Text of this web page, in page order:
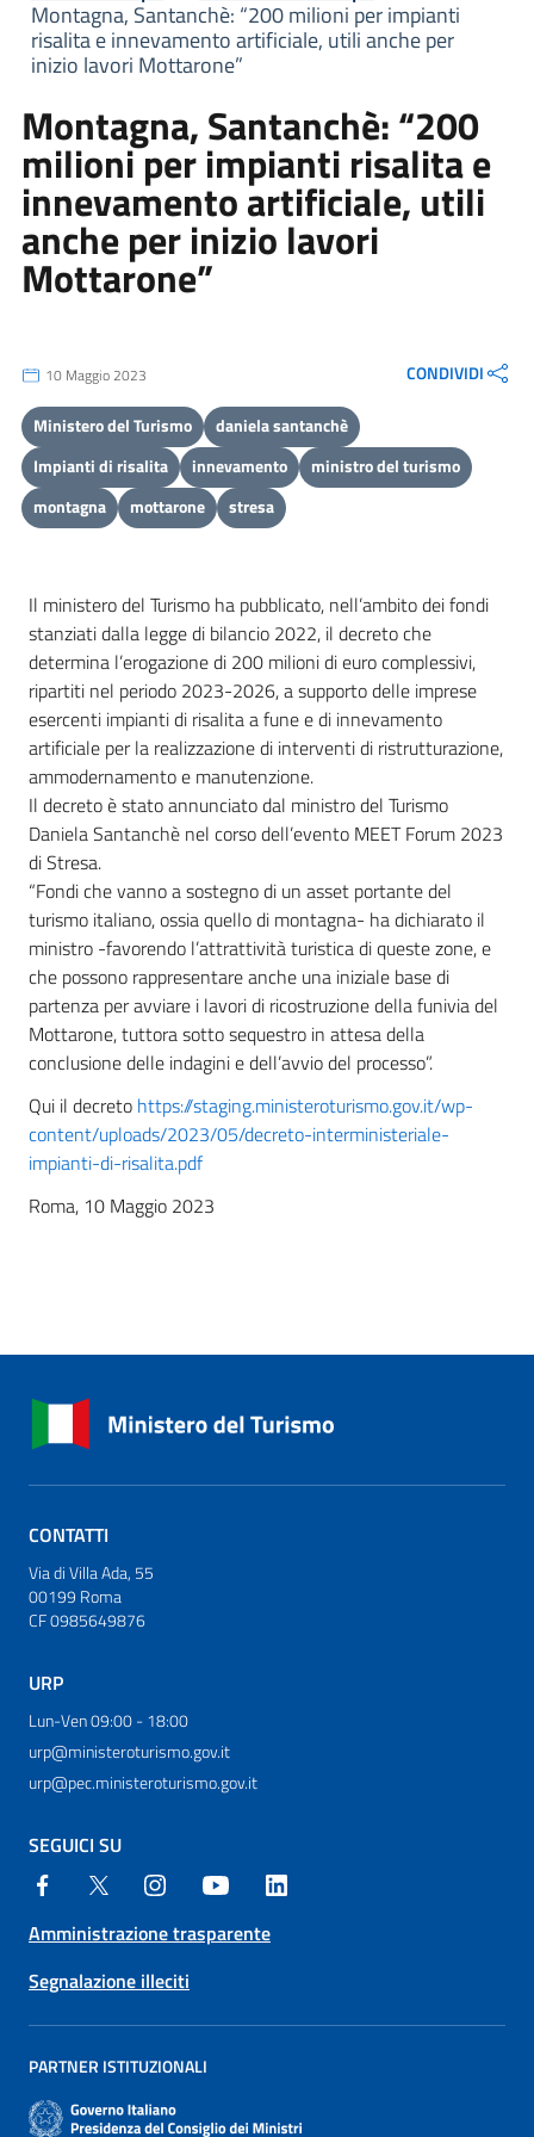
Montagna, Santanchè: “200 milioni per impianti
risalita e innevamento artificiale, utili anche per
inizio lavori Mottarone”
Montagna, Santanchè: “200
milioni per impianti risalita e
innevamento artificiale, utili
anche per inizio lavori
Mottarone”
10 Maggio 2023 CONDIVIDI
Ministero del Turismo
daniela santanchè
Impianti di risalita
innevamento
ministro del turismo
montagna
mottarone stresa
Il ministero del Turismo ha pubblicato, nell’ambito dei fondi
stanziati dalla legge di bilancio 2022, il decreto che
determina l’erogazione di 200 milioni di euro complessivi,
ripartiti nel periodo 2023-2026, a supporto delle imprese
esercenti impianti di risalita a fune e di innevamento
artificiale per la realizzazione di interventi di ristrutturazione,
ammodernamento e manutenzione.
Il decreto è stato annunciato dal ministro del Turismo
Daniela Santanchè nel corso dell’evento MEET Forum 2023
di Stresa.
“Fondi che vanno a sostegno di un asset portante del
turismo italiano, ossia quello di montagna- ha dichiarato il
ministro -favorendo l’attrattività turistica di queste zone, e
che possono rappresentare anche una iniziale base di
partenza per avviare i lavori di ricostruzione della funivia del
Mottarone, tuttora sotto sequestro in attesa della
conclusione delle indagini e dell’avvio del processo”.
Qui il decreto https://staging.ministeroturismo.gov.it/wp-
content/uploads/2023/05/decreto-interministeriale-
impianti-di-risalita.pdf
Roma, 10 Maggio 2023
CONTATTI
Via di Villa Ada, 55
00199 Roma
CF 0985649876
URP
Lun-Ven 09:00 - 18:00
urp@ministeroturismo.gov.it
urp@pec.ministeroturismo.gov.it
SEGUICI SU
Amministrazione trasparente
Segnalazione illeciti
PARTNER ISTITUZIONALI